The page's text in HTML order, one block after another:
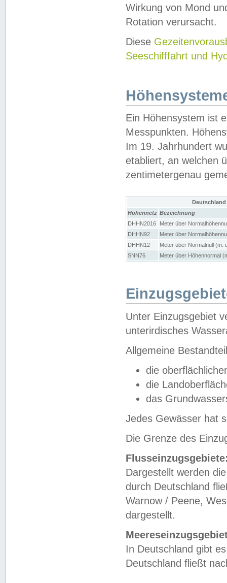
Wirkung von Mond
Rotation verursacht.
Diese
Seeschifffahrt und
Ein Höhensystem ist
Messpunkten.
Im 19. Jahrhundert
etabliert, an welchen
zentimetergenau
Höhennetz Bezeichnung
DHHN2016
Meter über
DHHN92
Meter über
DHHN12
Meter über Normalnull (m.
SNN76
Meter über Höhennormal
Unter Einzugsgebiet
unterirdisches
Allgemeine
die
die
das
Jedes Gewässer hat
Die Grenze des
Dargestellt werden
durch Deutschland
Warnow / Peene,
dargestellt.
In Deutschland gibt
Deutschland fließt